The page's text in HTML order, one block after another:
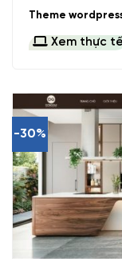
Theme
Xem thực tế
-30%